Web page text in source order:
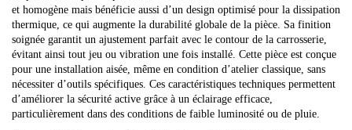
et homogène mais bénéficie aussi d’un design optimisé pour la dissipation
thermique, ce qui augmente la durabilité globale de la pièce. Sa finition
soignée garantit un ajustement parfait avec le contour de la carrosserie,
évitant ainsi tout jeu ou vibration une fois installé. Cette pièce est conçue
pour une installation aisée, même en condition d’atelier classique, sans
nécessiter d’outils spécifiques. Ces caractéristiques techniques permettent
d’améliorer la sécurité active grâce à un éclairage efficace,
particulièrement dans des conditions de faible luminosité ou de pluie.